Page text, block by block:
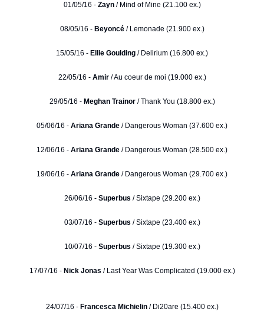
01/05/16 - Zayn / Mind of Mine (21.100 ex.)
08/05/16 - Beyoncé / Lemonade (21.900 ex.)
15/05/16 - Ellie Goulding / Delirium (16.800 ex.)
22/05/16 - Amir / Au coeur de moi (19.000 ex.)
29/05/16 - Meghan Trainor/ Thank You (18.800 ex.)
05/06/16 - Ariana Grande / Dangerous Woman (37.600 ex.)
12/06/16 - Ariana Grande / Dangerous Woman (28.500 ex.)
19/06/16 - Ariana Grande / Dangerous Woman (29.700 ex.)
26/06/16 - Superbus / Sixtape (29.200 ex.)
03/07/16 - Superbus / Sixtape (23.400 ex.)
10/07/16 - Superbus / Sixtape (19.300 ex.)
17/07/16 - Nick Jonas / Last Year Was Complicated (19.000 ex.)
24/07/16 - Francesca Michielin/ Di20are (15.400 ex.)